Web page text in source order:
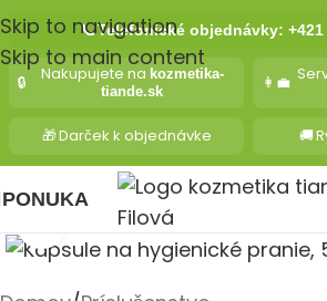
Skip to navigation
Skip to main content
📞Telefonické objednávky: +421
🔒 Nakupujete na kozmetika-
tiande.sk
👩‍💼
🎁Darček k objednávke 🚚
PONUKA
Kliknite pre zväčšenie